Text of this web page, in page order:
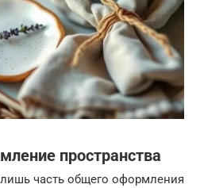
пространства
часть общего оформления